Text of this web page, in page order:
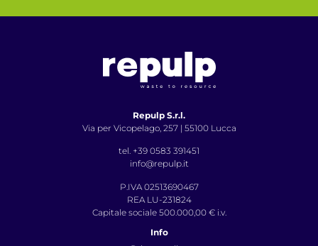
Repulp S.r.l.
Via per Vicopelago, 257 | 55100 Lucca
tel. +39 0583 391451
info@repulp.it
P.IVA 02513690467
REA LU-231824
Capitale sociale 500.000,00 € i.v.
Info